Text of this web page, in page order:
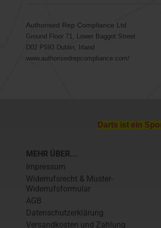
Authorised Rep Compliance Ltd
Ground Floor 71, Lower Baggot Street
D02 P593 Dublin, Irland
www.authorisedrepcompliance.com/
Darts ist ein
MEHR ÜBER...
Impressum
Widerrufsrecht & Muster-
Widerrufsformular
AGB
Datenschutzerklärung
Versandkosten und Zahlung